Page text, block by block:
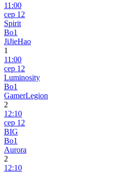
11:00
сер 12
Spirit
Bo1
JiJieHao
1
11:00
сер 12
Luminosity
Bo1
GamerLegion
2
12:10
сер 12
BIG
Bo1
Aurora
2
12:10